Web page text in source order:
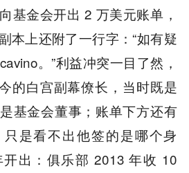
基金会开出 2 万美元账单，
本上还附了一行字：“如有疑
。”利益冲突一目了然，
的白宫副幕僚长，当时既是
基金会董事；账单下方还有
是看不出他签的是哪个身
出：俱乐部 2013 年收 10